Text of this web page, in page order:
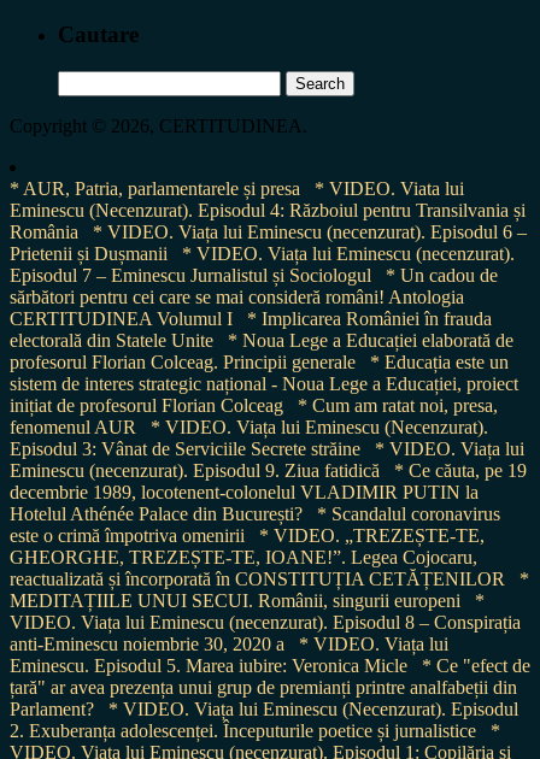
Cautare
for:
Copyright © 2026, CERTITUDINEA.
* AUR, Patria, parlamentarele și presa
* VIDEO. Viata lui
Eminescu (Necenzurat). Episodul 4: Războiul pentru Transilvania și
România
* VIDEO. Viața lui Eminescu (necenzurat). Episodul 6 –
Prietenii și Dușmanii
* VIDEO. Viața lui Eminescu (necenzurat).
Episodul 7 – Eminescu Jurnalistul și Sociologul
* Un cadou de
sărbători pentru cei care se mai consideră români! Antologia
CERTITUDINEA Volumul I
* Implicarea României în frauda
electorală din Statele Unite
* Noua Lege a Educației elaborată de
profesorul Florian Colceag. Principii generale
* Educația este un
sistem de interes strategic național - Noua Lege a Educației, proiect
inițiat de profesorul Florian Colceag
* Cum am ratat noi, presa,
fenomenul AUR
* VIDEO. Viața lui Eminescu (Necenzurat).
Episodul 3: Vânat de Serviciile Secrete străine
* VIDEO. Viața lui
Eminescu (necenzurat). Episodul 9. Ziua fatidică
* Ce căuta, pe 19
decembrie 1989, locotenent-colonelul VLADIMIR PUTIN la
Hotelul Athénée Palace din București?
* Scandalul coronavirus
este o crimă împotriva omenirii
* VIDEO. „TREZEȘTE-TE,
GHEORGHE, TREZEȘTE-TE, IOANE!”. Legea Cojocaru,
reactualizată și încorporată în CONSTITUȚIA CETĂȚENILOR
*
MEDITAȚIILE UNUI SECUI. Românii, singurii europeni
*
VIDEO. Viața lui Eminescu (necenzurat). Episodul 8 – Conspirația
anti-Eminescu noiembrie 30, 2020 a
* VIDEO. Viața lui
Eminescu. Episodul 5. Marea iubire: Veronica Micle
* Ce "efect de
țară" ar avea prezența unui grup de premianți printre analfabeții din
Parlament?
* VIDEO. Viața lui Eminescu (Necenzurat). Episodul
2. Exuberanța adolescenței. Începuturile poetice și jurnalistice
*
VIDEO. Viața lui Eminescu (necenzurat). Episodul 1: Copilăria și